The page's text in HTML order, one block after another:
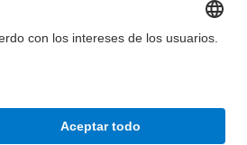
Configuración de privacidad